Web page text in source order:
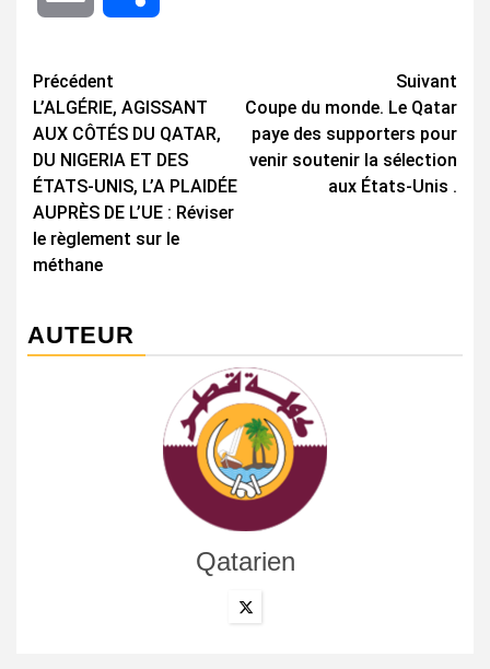
Navigation
d’article
Précédent
L’ALGÉRIE, AGISSANT
AUX CÔTÉS DU QATAR,
DU NIGERIA ET DES
ÉTATS-UNIS, L’A PLAIDÉE
AUPRÈS DE L’UE : Réviser
le règlement sur le
méthane
Suivant
Coupe du monde. Le Qatar
paye des supporters pour
venir soutenir la sélection
aux États-Unis .
AUTEUR
Qatarien